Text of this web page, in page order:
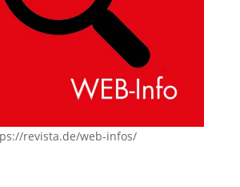
revista.de/web-infos/